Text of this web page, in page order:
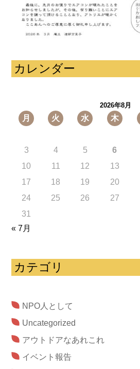
カレンダー
2026年8月
月 火 水 木
3
4 5 6
10
11 12 13
17
18 19 20
24
25 26 27
31
« 7月
カテゴリ
NPO人として
Uncategorized
アウトドアなあれこれ
イベント報告